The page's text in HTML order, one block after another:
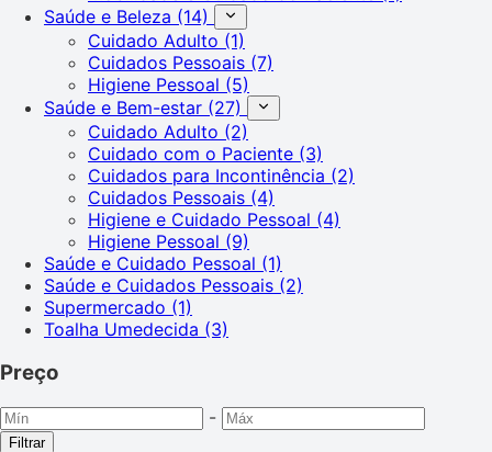
Saúde e Beleza (14)
Cuidado Adulto (1)
Cuidados Pessoais (7)
Higiene Pessoal (5)
Saúde e Bem-estar (27)
Cuidado Adulto (2)
Cuidado com o Paciente (3)
Cuidados para Incontinência (2)
Cuidados Pessoais (4)
Higiene e Cuidado Pessoal (4)
Higiene Pessoal (9)
Saúde e Cuidado Pessoal (1)
Saúde e Cuidados Pessoais (2)
Supermercado (1)
Toalha Umedecida (3)
Preço
-
Filtrar